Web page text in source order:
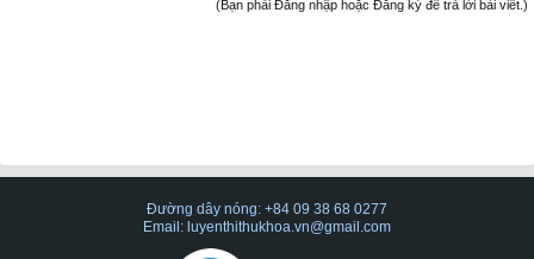
(Bạn phải Đăng nhập hoặc Đăng ký để trả lời bài viết.)
Đường dây nóng: +84 09 38 68 0277
Email: luyenthithukhoa.vn@gmail.com